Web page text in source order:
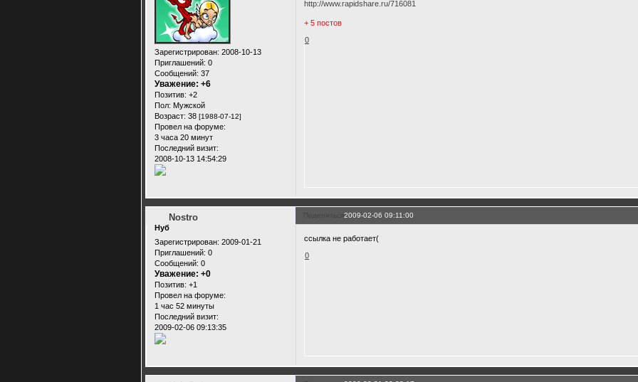
Зарегистрирован: 2008-10-13
Приглашений: 0
Сообщений: 37
Уважение: +6
Позитив: +2
Пол: Мужской
Возраст: 38 [1988-07-12]
Провел на форуме:
3 часа 20 минут
Последний визит:
2008-10-13 14:54:29
http://www.rapidshare.ru/716081
+ 5 постов
0
Поделиться2009-02-06 09:11:00
Nostro
Нуб
Зарегистрирован: 2009-01-21
Приглашений: 0
Сообщений: 0
Уважение: +0
Позитив: +1
Провел на форуме:
1 час 52 минуты
Последний визит:
2009-02-06 09:13:35
ссылка не работает(
0